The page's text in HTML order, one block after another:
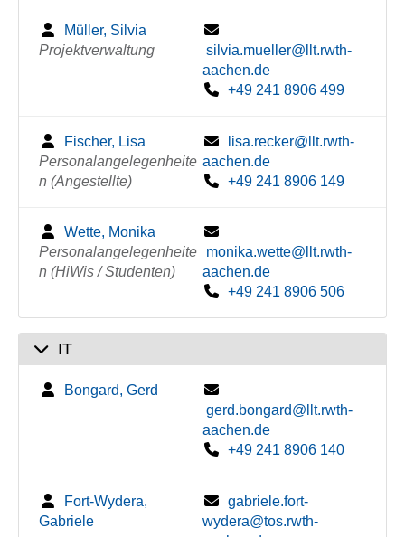
Müller, Silvia
Projektverwaltung
silvia.mueller@llt.rwth-
aachen.de
+49 241 8906 499
Fischer, Lisa
Personalangelegenheite
n (Angestellte)
lisa.recker@llt.rwth-
aachen.de
+49 241 8906 149
Wette, Monika
Personalangelegenheite
n (HiWis / Studenten)
monika.wette@llt.rwth-
aachen.de
+49 241 8906 506
IT
Bongard, Gerd
gerd.bongard@llt.rwth-
aachen.de
+49 241 8906 140
Fort-Wydera,
Gabriele
gabriele.fort-
wydera@tos.rwth-